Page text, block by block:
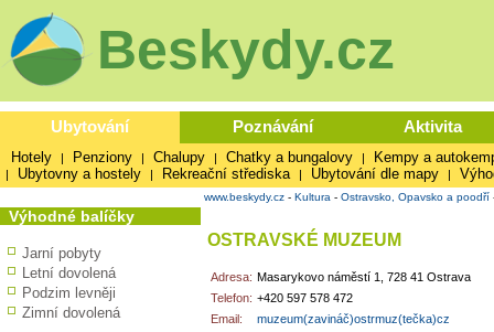
Beskydy.cz
Ubytování Poznávání Aktivita
Hotely | Penziony | Chalupy | Chatky a bungalovy | Kempy a
| Ubytovny a hostely | Rekreační střediska | Ubytování dle mapy |
Výhodné balíčky
Jarní pobyty
Letní dovolená
Podzim levněji
Zimní dovolená
www.beskydy.cz - Kultura - Ostravsko, Opavsko a poodří
OSTRAVSKÉ MUZEUM
Adresa: Masarykovo náměstí 1, 728 41 Ostrava
Telefon: +420 597 578 472
Email:
muzeum(zavináč)ostrmuz(tečka)cz